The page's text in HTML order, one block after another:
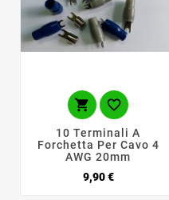
 
10 Terminali A
Forchetta Per Cavo 4
AWG 20mm
9,90 €Prezzo